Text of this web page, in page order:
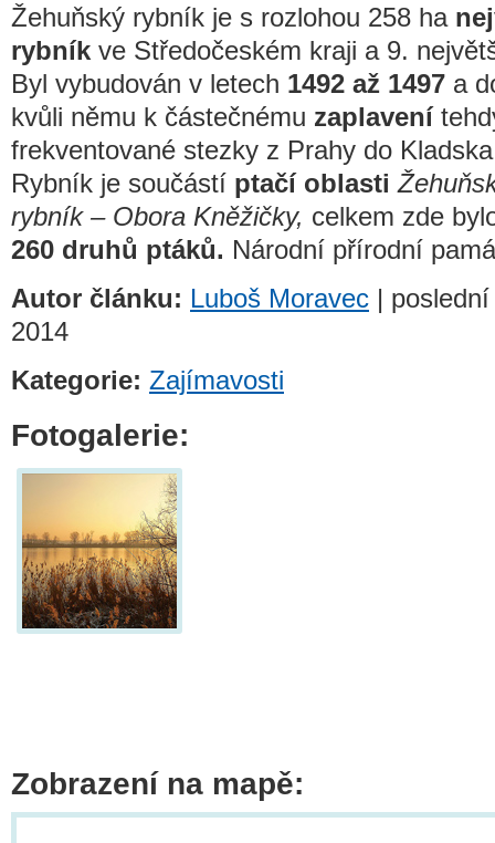
Žehuňský rybník je s rozlohou 258 ha
rybník ve Středočeském kraji a 9.
Byl vybudován v letech 1492 až 1497 a
kvůli němu k částečnému zaplavení
frekventované stezky z Prahy do
Rybník je součástí ptačí oblasti
rybník – Obora Kněžičky, celkem zde
260 druhů ptáků. Národní přírodní
Autor článku: Luboš Moravec |
2014
Kategorie: Zajímavosti
Fotogalerie:
Zobrazení na mapě: